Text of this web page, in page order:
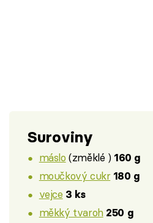
Suroviny
máslo (změklé ) 160 g
moučkový cukr 180 g
vejce 3 ks
měkký tvaroh 250 g